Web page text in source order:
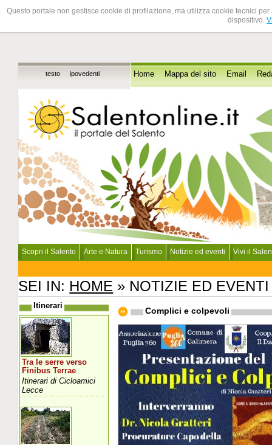
Questo portale non gestisce cookie di profilazione, ma utilizza cookie tecnici
dispositivo.
testo ipovedenti Home Mappa del sito Email
Scopri il Salento Arte e Natura Turismo Notizie ed eventi Vivi il
SEI IN: HOME » NOTIZIE ED
Complici e colpevoli
Itinerari
Tra le serre verso
Finibus Terrae
Itinerari di Cicloamici
Lecce